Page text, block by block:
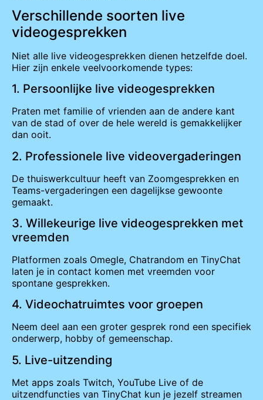
Verschillende soorten live
videogesprekken
Niet alle live videogesprekken dienen hetzelfde doel.
Hier zijn enkele veelvoorkomende types:
1. Persoonlijke live videogesprekken
Praten met familie of vrienden aan de andere kant
van de stad of over de hele wereld is gemakkelijker
dan ooit.
2. Professionele live videovergaderingen
De thuiswerkcultuur heeft van Zoomgesprekken en
Teams-vergaderingen een dagelijkse gewoonte
gemaakt.
3. Willekeurige live videogesprekken met
vreemden
Platformen zoals Omegle, Chatrandom en TinyChat
laten je in contact komen met vreemden voor
spontane gesprekken.
4. Videochatruimtes voor groepen
Neem deel aan een groter gesprek rond een specifiek
onderwerp, hobby of gemeenschap.
5. Live-uitzending
Met apps zoals Twitch, YouTube Live of de
uitzendfuncties van TinyChat kun je jezelf streamen